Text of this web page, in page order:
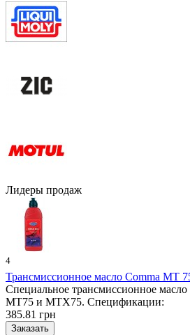
Лидеры продаж
4
Трансмиссионное масло Comma MT
Специальное трансмиссионное
MT75 и MTX75. Спецификации:
385.81 грн